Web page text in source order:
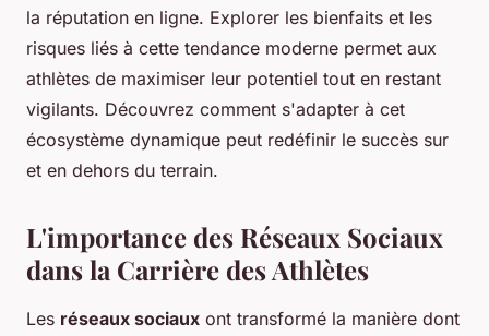
la réputation en ligne. Explorer les bienfaits et les
risques liés à cette tendance moderne permet aux
athlètes de maximiser leur potentiel tout en restant
vigilants. Découvrez comment s'adapter à cet
écosystème dynamique peut redéfinir le succès sur
et en dehors du terrain.
L'importance des Réseaux Sociaux
dans la Carrière des Athlètes
Les réseaux sociaux ont transformé la manière dont